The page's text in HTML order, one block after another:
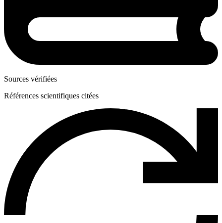
Sources vérifiées
Références scientifiques citées